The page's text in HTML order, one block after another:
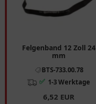
Felgenband 12 Zoll 24
mm
BTS-733.00.78
✅ 1-3 Werktage
6,52 EUR